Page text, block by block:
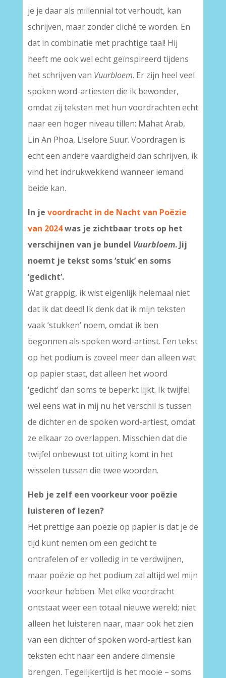
je je daar als millennial tot verhoudt, kan
schrijven, maar zonder cliché te worden. En
dat in combinatie met prachtige taal! Hij
heeft me ook wel echt geïnspireerd tijdens
het schrijven van Vuurbloem. Er zijn heel veel
spoken word-artiesten die ik bewonder,
omdat zij teksten met hun voordrachten echt
naar een hoger niveau tillen: Mahat Arab,
Lin An Phoa, Liselore Suur. Voordragen is
echt een andere vaardigheid dan schrijven, ik
vind het indrukwekkend wanneer iemand
beide kan.
In je voordracht in de Nacht van Poëzie
van 2024was je zichtbaar trots op het
verschijnen van je bundel Vuurbloem. Jij
noemt je tekst soms ‘stuk’ en soms
‘gedicht’.
Wat grappig, ik wist eigenlijk helemaal niet
dat ik dat deed! Ik denk dat ik mijn teksten
vaak ‘stukken’ noem, omdat ik ben
begonnen als spoken word-artiest. Een tekst
op het podium is zoveel meer dan alleen wat
op papier staat, dat alleen het woord
‘gedicht’ dan soms te beperkt lijkt. Ik twijfel
wel eens wat in mij nu het verschil is tussen
de dichter en de spoken word-artiest, omdat
ze elkaar zo overlappen. Misschien dat die
twijfel onbewust tot uiting komt in het
wisselen tussen die twee woorden.
Heb je zelf een voorkeur voor poëzie
luisteren of lezen?
Het prettige aan poëzie op papier is dat je de
tijd kunt nemen om een gedicht te
ontrafelen of er volledig in te verdwijnen,
maar poëzie op het podium zal altijd wel mijn
voorkeur hebben. Met elke voordracht
ontstaat weer een totaal nieuwe wereld; niet
alleen het luisteren naar, maar ook het zien
van een dichter of spoken word-artiest kan
teksten echt naar een andere dimensie
brengen. Tegelijkertijd is het mooie – soms